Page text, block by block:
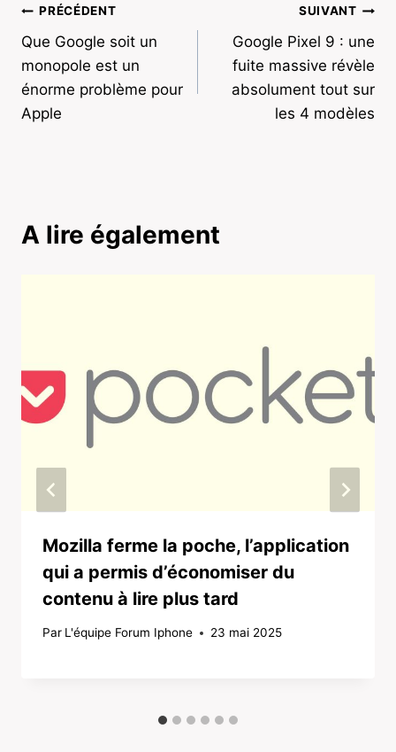
Navigation
de
l’article
PRÉCÉDENT
Que Google soit un
monopole est un
énorme problème pour
Apple
SUIVANT
Google Pixel 9 : une
fuite massive révèle
absolument tout sur
les 4 modèles
A lire également
Mozilla ferme la poche, l’application
qui a permis d’économiser du
contenu à lire plus tard
Par L'équipe Forum Iphone 23 mai 2025